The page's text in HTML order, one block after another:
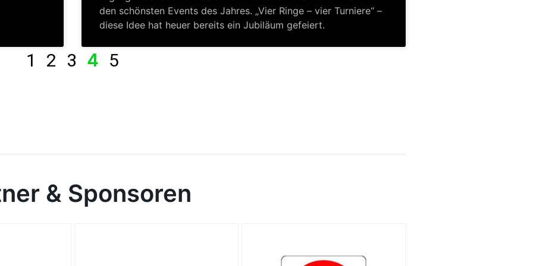
den schönsten Events des Jahres. „Vier Ringe – vier Turniere“ –
diese Idee hat heuer bereits ein Jubiläum gefeiert.
1 2 3 4 5
& Sponsoren